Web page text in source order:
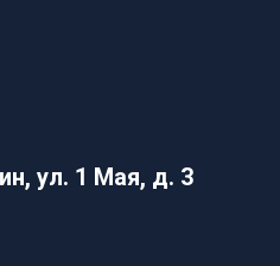
ул. 1 Мая, д. 3